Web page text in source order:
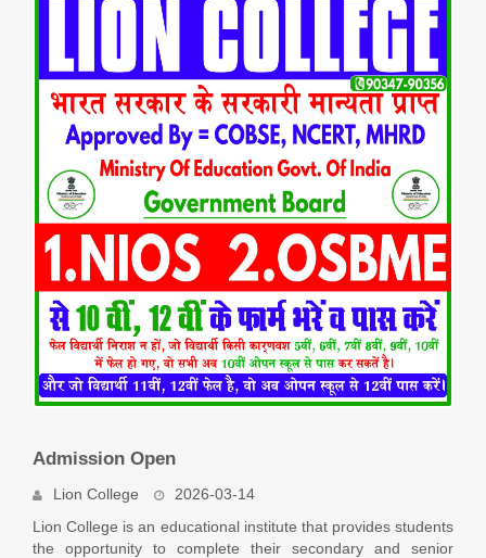
Admission Open
Lion College
2026-03-14
Lion College is an educational institute that provides students
the opportunity to complete their secondary and senior